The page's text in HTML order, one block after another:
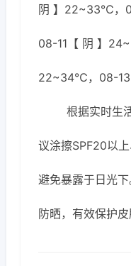
阴 】22~33℃，
08-11【 阴 】
22~34℃，08-13
根据实时生
议涂擦SPF20以
避免暴露于日光
防晒，有效保护皮